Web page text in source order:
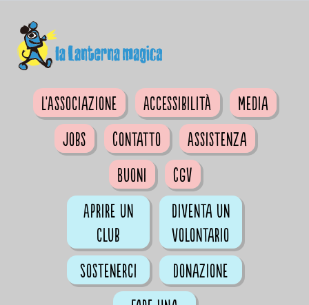
L'Associazione Accessibilità
Media
Jobs
Contatto
Assistenza
Buoni
CGV
Aprire un
club
Diventa un
volontario
Sostenerci
Donazione